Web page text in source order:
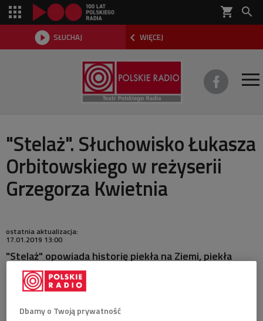
shopping_cart 
 SŁUCHAJ  WIĘCEJ

REPERTUAR
SŁUCHOWISKA
DWA TEATRY 2026
MISTRZOWIE
"Stelaż". Słuchowisko Łukasza
Orbitowskiego w reżyserii
Grzegorza Kwietnia
ostatnia aktualizacja:
17.01.2019 13:00
"Stelaż" opowiada historię piekła na Ziemi, piekła
remontu. Młode małżeństwo kupuje wymarzone
mieszkanie. Kochają się. Są pełni nadziei. Na drodze do
szczęścia staje jednak ekipa remontowa.
Dbamy o Twoją prywatność